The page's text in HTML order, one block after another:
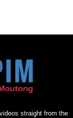
straight from the